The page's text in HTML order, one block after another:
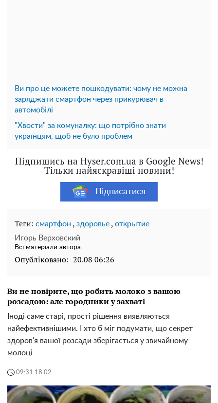
Ви про це можете пошкодувати: чому не можна
заряджати смартфон через прикурювач в
автомобілі
"Хвости" за комуналку: що потрібно знати
українцям, щоб не було проблем
Підпишись на Hyser.com.ua в Google News!
Тільки найяскравіші новини!
Підписатися
Теги: смартфон , здоровье , открытие
Игорь Верховский
Всі матеріали автора
Опубліковано: 20.08 06:26
Ви не повірите, що робить молоко з вашою
розсадою: але городники у захваті
Іноді саме старі, прості рішення виявляються
найефективнішими. І хто б міг подумати, що секрет
здоров'я вашої розсади зберігається у звичайному
молоці
09:31 18.02